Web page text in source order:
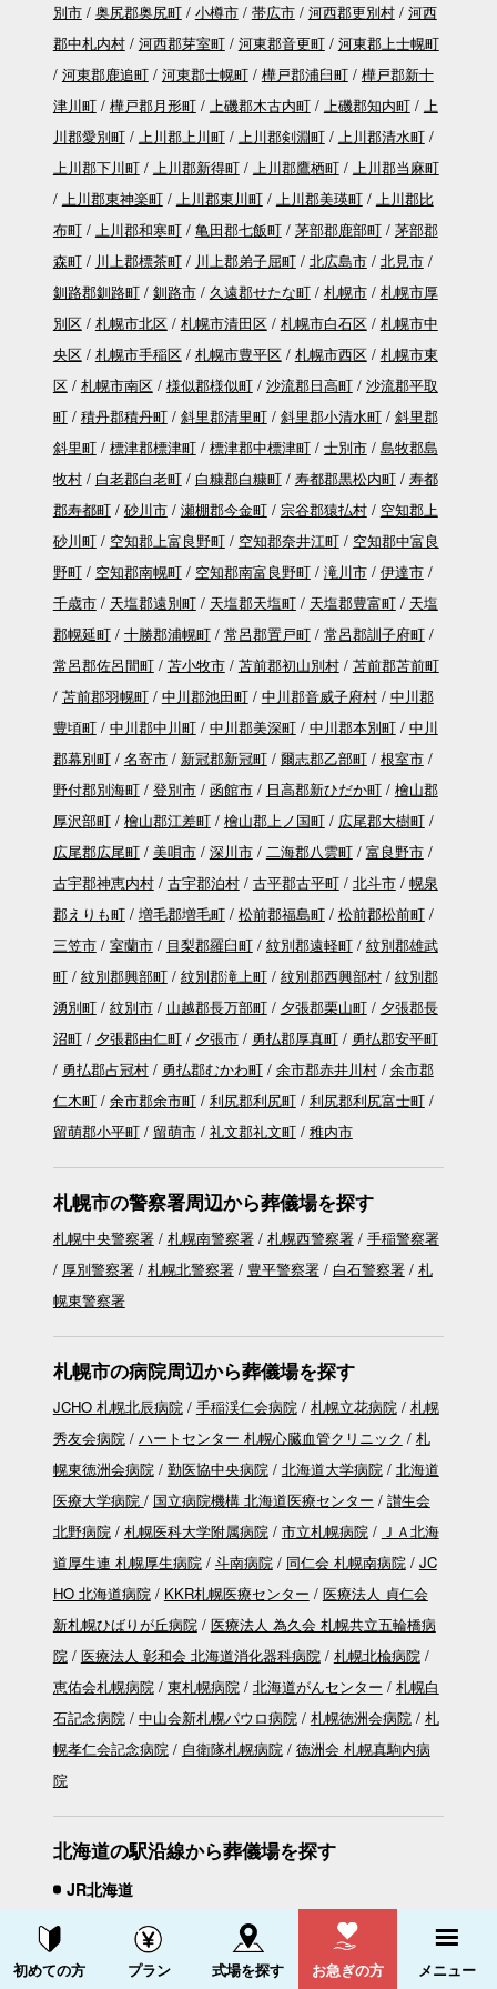
別市
奥尻郡奥尻町 小樽市 帯広市 河西郡更別村
河西
郡中札内村
河西郡芽室町 河東郡音更町
河東郡上士幌町
河東郡鹿追町
河東郡士幌町 樺戸郡浦臼町
樺戸郡新十
津川町
樺戸郡月形町 上磯郡木古内町 上磯郡知内町
上
川郡愛別町
上川郡上川町 上川郡剣淵町
上川郡清水町
上川郡下川町
上川郡新得町 上川郡鷹栖町
上川郡当麻町
上川郡東神楽町
上川郡東川町 上川郡美瑛町
上川郡比
布町
上川郡和寒町 亀田郡七飯町 茅部郡鹿部町
茅部郡
森町
川上郡標茶町 川上郡弟子屈町 北広島市
北見市
釧路郡釧路町
釧路市 久遠郡せたな町 札幌市
札幌市厚
別区
札幌市北区 札幌市清田区 札幌市白石区
札幌市中
央区
札幌市手稲区 札幌市豊平区 札幌市西区
札幌市東
区
札幌市南区 様似郡様似町 沙流郡日高町
沙流郡平取
町
積丹郡積丹町 斜里郡清里町 斜里郡小清水町
斜里郡
斜里町
標津郡標津町 標津郡中標津町 士別市
島牧郡島
牧村
白老郡白老町 白糠郡白糠町 寿都郡黒松内町
寿都
郡寿都町
砂川市 瀬棚郡今金町 宗谷郡猿払村
空知郡上
砂川町
空知郡上富良野町 空知郡奈井江町
空知郡中富良
野町
空知郡南幌町 空知郡南富良野町 滝川市
伊達市
千歳市
天塩郡遠別町 天塩郡天塩町 天塩郡豊富町
天塩
郡幌延町
十勝郡浦幌町 常呂郡置戸町
常呂郡訓子府町
常呂郡佐呂間町
苫小牧市 苫前郡初山別村
苫前郡苫前町
苫前郡羽幌町
中川郡池田町 中川郡音威子府村
中川郡
豊頃町
中川郡中川町 中川郡美深町 中川郡本別町
中川
郡幕別町
名寄市 新冠郡新冠町 爾志郡乙部町
根室市
野付郡別海町
登別市 函館市 日高郡新ひだか町
檜山郡
厚沢部町
檜山郡江差町 檜山郡上ノ国町
広尾郡大樹町
広尾郡広尾町
美唄市 深川市 二海郡八雲町
富良野市
古宇郡神恵内村
古宇郡泊村 古平郡古平町 北斗市
幌泉
郡えりも町
増毛郡増毛町 松前郡福島町
松前郡松前町
三笠市
室蘭市 目梨郡羅臼町 紋別郡遠軽町
紋別郡雄武
町
紋別郡興部町 紋別郡滝上町 紋別郡西興部村
紋別郡
湧別町
紋別市 山越郡長万部町 夕張郡栗山町
夕張郡長
沼町
夕張郡由仁町 夕張市 勇払郡厚真町
勇払郡安平町
勇払郡占冠村
勇払郡むかわ町 余市郡赤井川村
余市郡
仁木町
余市郡余市町 利尻郡利尻町
利尻郡利尻富士町
留萌郡小平町
留萌市 礼文郡礼文町 稚内市
札幌市の警察署周辺から葬儀場を探す
札幌中央警察署 札幌南警察署 札幌西警察署
手稲警察署
厚別警察署
札幌北警察署 豊平警察署 白石警察署
札
幌東警察署
札幌市の病院周辺から葬儀場を探す
JCHO 札幌北辰病院 手稲渓仁会病院 札幌立花病院
札幌
秀友会病院
ハートセンター 札幌心臓血管クリニック
札
幌東徳洲会病院
勤医協中央病院 北海道大学病院
北海道
医療大学病院
国立病院機構 北海道医療センター
讃生会
北野病院
札幌医科大学附属病院 市立札幌病院
ＪＡ北海
道厚生連 札幌厚生病院
斗南病院 同仁会 札幌南病院
JC
HO 北海道病院
KKR札幌医療センター
医療法人 貞仁会
新札幌ひばりが丘病院
医療法人 為久会 札幌共立五輪橋病
院
医療法人 彰和会 北海道消化器科病院
札幌北楡病院
恵佑会札幌病院
東札幌病院 北海道がんセンター
札幌白
石記念病院
中山会新札幌パウロ病院 札幌徳洲会病院
札
幌孝仁会記念病院
自衛隊札幌病院
徳洲会 札幌真駒内病
院
北海道の駅沿線から葬儀場を探す
JR北海道
倶知安 新小樽
幌
函館
五稜郭 桔梗 大中山 七飯 仁山 大沼 大沼公園
資料請求する 電話をかける
初めての方 プラン 式場を探す お急ぎの方 メニュー